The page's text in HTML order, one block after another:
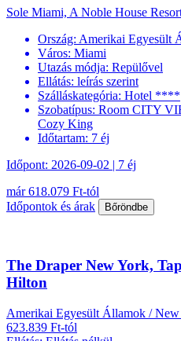
Sole Miami, A Noble House
Ország: Amerikai Egyesült
Város: Miami
Utazás módja: Repülővel
Ellátás: leírás szerint
Szálláskategória: Hotel ****
Szobatípus: Room CITY
Cozy King
Időtartam: 7 éj
Időpont: 2026-09-02 | 7 éj
már 618.079 Ft-tól
Időpontok és árak
Bőröndbe
The Draper New York,
Hilton
Amerikai Egyesült Államok /
623.839 Ft-tól